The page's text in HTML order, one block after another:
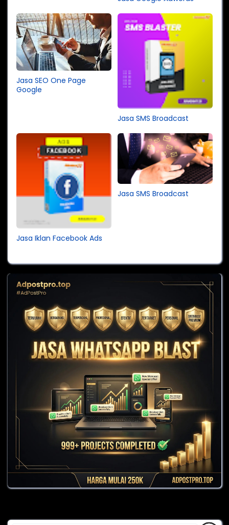
Jasa SEO One Page
Google
Jasa SMS Broadcast
Jasa Iklan Facebook Ads
Jasa SMS Broadcast